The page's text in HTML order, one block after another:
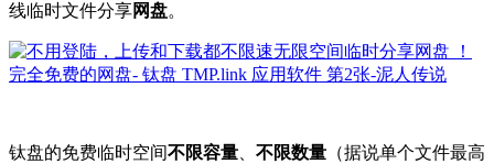
线临时文件分享网盘。
钛盘的免费临时空间不限容量 不限数量 （据说单个文件最高